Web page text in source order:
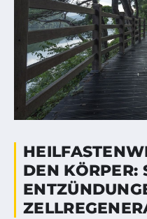
DEN KÖRPER: